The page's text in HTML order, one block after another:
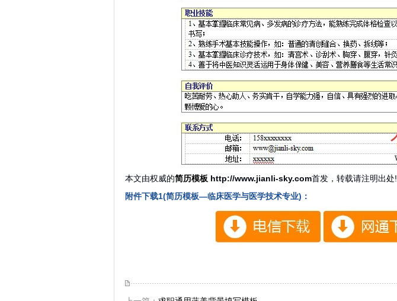
本文由权威的简历模板 http://www.jianli-sky.com首发，转载请注明出处!
附件下载1(简历模板—临床医学与医学技术专业)：